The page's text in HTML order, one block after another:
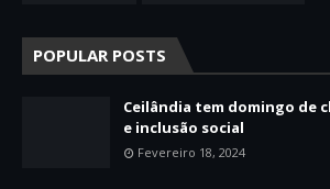
POPULAR POSTS
Ceilândia tem domingo de
e inclusão social
Fevereiro 18, 2024